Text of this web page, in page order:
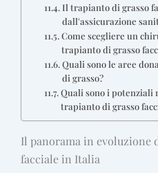
Il trapianto di grasso
dall'assicurazione
Come scegliere un
trapianto di grasso
Quali sono le aree
di grasso?
Quali sono i potenziali
trapianto di grasso
Il panorama in evoluzione
facciale in Italia